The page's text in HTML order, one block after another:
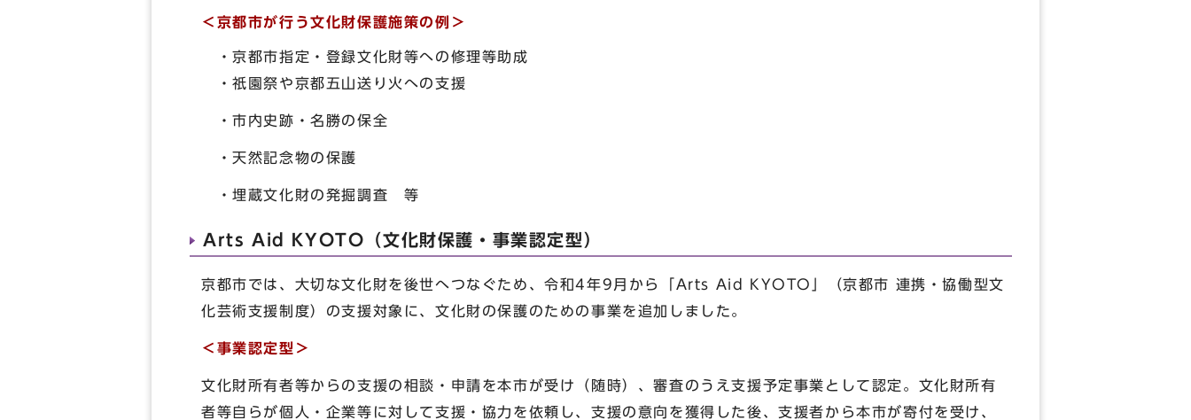
＜京都市が行う文化財保護施策の例＞
・京都市指定・登録文化財等への修理等助成
・祇園祭や京都五山送り火への支援
・市内史跡・名勝の保全
・天然記念物の保護
・埋蔵文化財の発掘調査 等
Arts Aid KYOTO（文化財保護・事業認定型）
京都市では、大切な文化財を後世へつなぐため、令和4年9月から「Arts Aid KYOTO」（京都市 連携・協働型文
化芸術支援制度）の支援対象に、文化財の保護のための事業を追加しました。
＜事業認定型＞
文化財所有者等からの支援の相談・申請を本市が受け（随時）、審査のうえ支援予定事業として認定。文化財所有
者等自らが個人・企業等に対して支援・協力を依頼し、支援の意向を獲得した後、支援者から本市が寄付を受け、